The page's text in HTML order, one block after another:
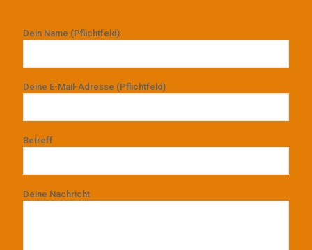
Dein Name (Pflichtfeld)
Deine E-Mail-Adresse (Pflichtfeld)
Betreff
Deine Nachricht